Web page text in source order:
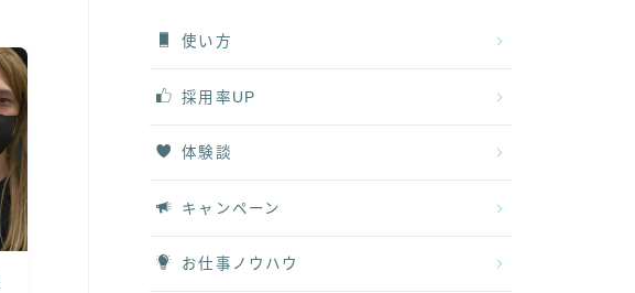
使い方
採用率UP
体験談
キャンペーン
お仕事ノウハウ